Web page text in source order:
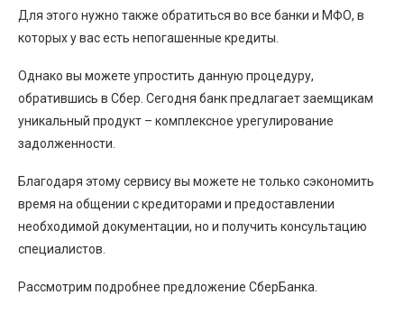
Для этого нужно также обратиться во все банки и МФО, в
которых у вас есть непогашенные кредиты.
Однако вы можете упростить данную процедуру,
обратившись в Сбер. Сегодня банк предлагает заемщикам
уникальный продукт – комплексное урегулирование
задолженности.
Благодаря этому сервису вы можете не только сэкономить
время на общении с кредиторами и предоставлении
необходимой документации, но и получить консультацию
специалистов.
Рассмотрим подробнее предложение СберБанка.